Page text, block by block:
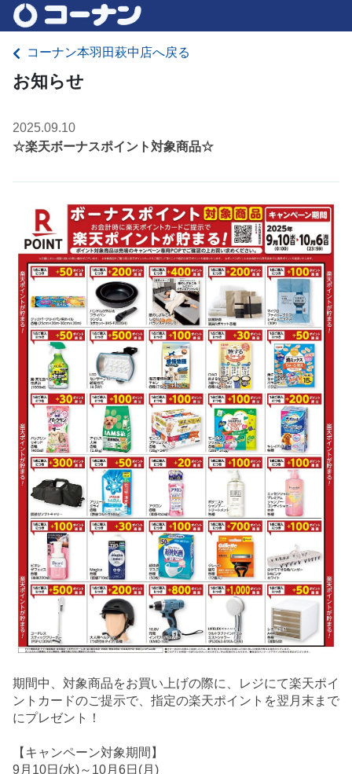
コーナン本羽田萩中店へ戻る
お知らせ
2025.09.10
☆楽天ボーナスポイント対象商品☆
期間中、対象商品をお買い上げの際に、レジにて楽天ポイ
ントカードのご提示で、指定の楽天ポイントを翌月末まで
にプレゼント！
【キャンペーン対象期間】
9月10日(水)～10月6日(月)